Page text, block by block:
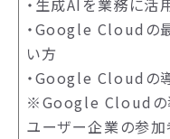
・生成AIを業務に活
・Google Cloudの
い方
・Google Cloudの
※Google Cloudの
ユーザー企業の参